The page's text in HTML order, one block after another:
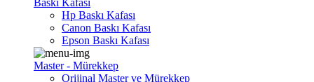
Baskı Kafası
Hp Baskı Kafası
Canon Baskı Kafası
Epson Baskı Kafası
Master - Mürekkep
Orijinal Master ve Mürekkep